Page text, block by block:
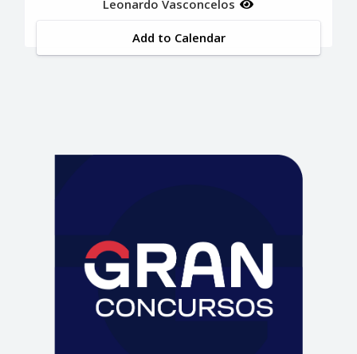
Leonardo Vasconcelos
Add to Calendar